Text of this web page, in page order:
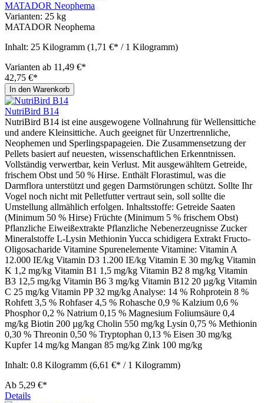
MATADOR Neophema
Varianten: 25 kg
MATADOR Neophema
Inhalt: 25 Kilogramm (1,71 €* / 1 Kilogramm)
Varianten ab 11,49 €*
42,75 €*
In den Warenkorb
NutriBird B14
NutriBird B14 ist eine ausgewogene Vollnahrung für Wellensittiche
und andere Kleinsittiche. Auch geeignet für Unzertrennliche,
Neophemen und Sperlingspapageien. Die Zusammensetzung der
Pellets basiert auf neuesten, wissenschaftlichen Erkenntnissen.
Vollständig verwertbar, kein Verlust. Mit ausgewähltem Getreide,
frischem Obst und 50 % Hirse. Enthält Florastimul, was die
Darmflora unterstützt und gegen Darmstörungen schützt. Sollte Ihr
Vogel noch nicht mit Pelletfutter vertraut sein, soll sollte die
Umstellung allmählich erfolgen. Inhaltsstoffe: Getreide Saaten
(Minimum 50 % Hirse) Früchte (Minimum 5 % frischem Obst)
Pflanzliche Eiweißextrakte Pflanzliche Nebenerzeugnisse Zucker
Mineralstoffe L-Lysin Methionin Yucca schidigera Extrakt Fructo-
Oligosacharide Vitamine Spurenelemente Vitamine: Vitamin A
12.000 IE/kg Vitamin D3 1.200 IE/kg Vitamin E 30 mg/kg Vitamin
K 1,2 mg/kg Vitamin B1 1,5 mg/kg Vitamin B2 8 mg/kg Vitamin
B3 12,5 mg/kg Vitamin B6 3 mg/kg Vitamin B12 20 µg/kg Vitamin
C 25 mg/kg Vitamin PP 32 mg/kg Analyse: 14 % Rohprotein 8 %
Rohfett 3,5 % Rohfaser 4,5 % Rohasche 0,9 % Kalzium 0,6 %
Phosphor 0,2 % Natrium 0,15 % Magnesium Foliumsäure 0,4
mg/kg Biotin 200 µg/kg Cholin 550 mg/kg Lysin 0,75 % Methionin
0,30 % Threonin 0,50 % Tryptophan 0,13 % Eisen 30 mg/kg
Kupfer 14 mg/kg Mangan 85 mg/kg Zink 100 mg/kg
Inhalt: 0.8 Kilogramm (6,61 €* / 1 Kilogramm)
Ab 5,29 €*
Details